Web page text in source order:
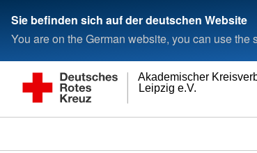
Sie befinden sich auf der deutschen Website
You are on the German website, you can use
Leipzig e.V.
Akademischer